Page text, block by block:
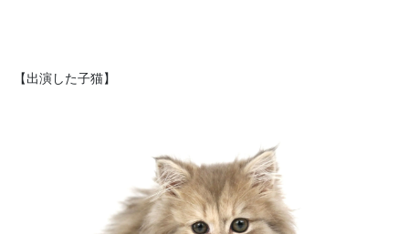
【出演した子猫】